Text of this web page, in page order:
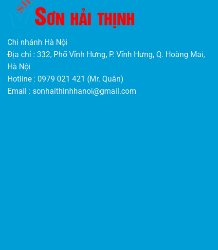
Chi nhánh Hà Nội
Địa chỉ : 332, Phố Vĩnh Hưng, P. Vĩnh Hưng, Q. Hoàng Mai,
Hà Nội
Hotline : 0979 021 421 (Mr. Quân)
Email : sonhaithinhhanoi@gmail.com